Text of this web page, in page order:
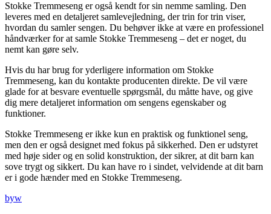
Stokke Tremmeseng er også kendt for sin nemme samling. Den
leveres med en detaljeret samlevejledning, der trin for trin viser,
hvordan du samler sengen. Du behøver ikke at være en professionel
håndværker for at samle Stokke Tremmeseng – det er noget, du
nemt kan gøre selv.
Hvis du har brug for yderligere information om Stokke
Tremmeseng, kan du kontakte producenten direkte. De vil være
glade for at besvare eventuelle spørgsmål, du måtte have, og give
dig mere detaljeret information om sengens egenskaber og
funktioner.
Stokke Tremmeseng er ikke kun en praktisk og funktionel seng,
men den er også designet med fokus på sikkerhed. Den er udstyret
med høje sider og en solid konstruktion, der sikrer, at dit barn kan
sove trygt og sikkert. Du kan have ro i sindet, velvidende at dit barn
er i gode hænder med en Stokke Tremmeseng.
byw